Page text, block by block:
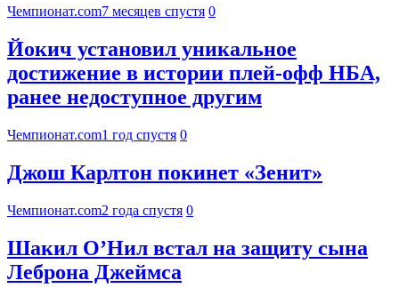
Чемпионат.com7 месяцев спустя 0
Йокич установил уникальное
достижение в истории плей-офф НБА,
ранее недоступное другим
Чемпионат.com1 год спустя 0
Джош Карлтон покинет «Зенит»
Чемпионат.com2 года спустя 0
Шакил О’Нил встал на защиту сына
Леброна Джеймса